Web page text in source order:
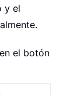
y el
el botón